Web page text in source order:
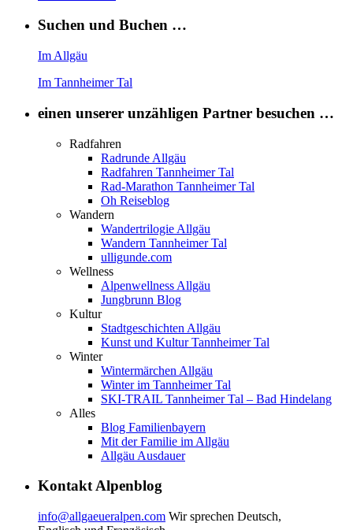
Suchen und Buchen …
Im Allgäu
Im Tannheimer Tal
einen unserer unzähligen Partner besuchen …
Radfahren
Radrunde Allgäu
Radfahren Tannheimer Tal
Rad-Marathon Tannheimer Tal
Oh Reiseblog
Wandern
Wandertrilogie Allgäu
Wandern Tannheimer Tal
ulligunde.com
Wellness
Alpenwellness Allgäu
Jungbrunn Blog
Kultur
Stadtgeschichten Allgäu
Kunst und Kultur Tannheimer Tal
Winter
Wintermärchen Allgäu
Winter im Tannheimer Tal
SKI-TRAIL Tannheimer Tal – Bad Hindelang
Alles
Blog Familienbayern
Mit der Familie im Allgäu
Allgäu Ausdauer
Kontakt Alpenblog
info@allgaeueralpen.com Wir sprechen Deutsch,